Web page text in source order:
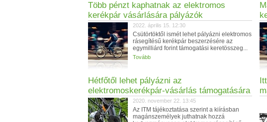
Több pénzt kaphatnak az elektromos
kerékpár vásárlására pályázók
2022. április 15. 12:30
Csütörtöktől ismét lehet pályázni elektromos
rásegítésű kerékpár beszerzésére az
egymilliárd forint támogatási keretösszeg...
Tovább
Hétfőtől lehet pályázni az
elektromoskerékpár-vásárlás támogatására
2020. november 22. 13:45
Az ITM tájékoztatása szerint a kiírásban
magánszemélyek juthatnak hozzá